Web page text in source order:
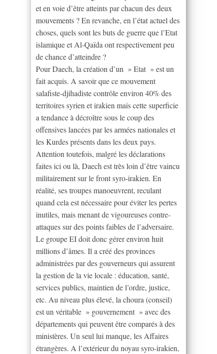
et en voie d’être atteints par chacun des deux
mouvements ? En revanche, en l’état actuel des
choses, quels sont les buts de guerre que l’Etat
islamique et Al-Qaïda ont respectivement peu
de chance d’atteindre ?
Pour Daech, la création d’un » Etat » est un
fait acquis. A savoir que ce mouvement
salafiste-djihadiste contrôle environ 40% des
territoires syrien et irakien mais cette superficie
a tendance à décroître sous le coup des
offensives lancées par les armées nationales et
les Kurdes présents dans les deux pays.
Attention toutefois, malgré les déclarations
faites ici ou là, Daech est très loin d’être vaincu
militairement sur le front syro-irakien. En
réalité, ses troupes manoeuvrent, reculant
quand cela est nécessaire pour éviter les pertes
inutiles, mais menant de vigoureuses contre-
attaques sur des points faibles de l’adversaire.
Le groupe EI doit donc gérer environ huit
millions d’âmes. Il a créé des provinces
administrées par des gouverneurs qui assurent
la gestion de la vie locale : éducation, santé,
services publics, maintien de l’ordre, justice,
etc. Au niveau plus élevé, la choura (conseil)
est un véritable » gouvernement » avec des
départements qui peuvent être comparés à des
ministères. Un seul lui manque, les Affaires
étrangères. A l’extérieur du noyau syro-irakien,